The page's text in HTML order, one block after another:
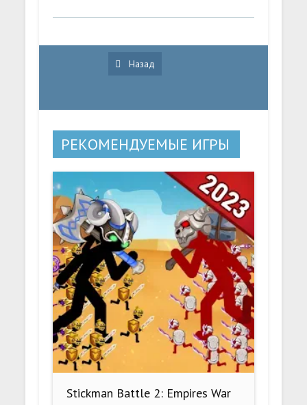
Назад
РЕКОМЕНДУЕМЫЕ ИГРЫ
Stickman Battle 2: Empires War